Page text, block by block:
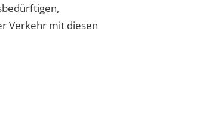
Verkehr mit diesen